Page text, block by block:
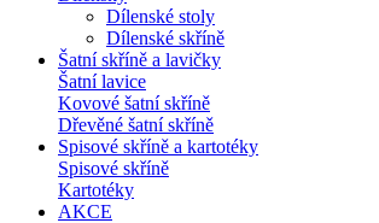
Dílenské stoly
Dílenské skříně
Šatní skříně a lavičky
Šatní lavice
Kovové šatní skříně
Dřevěné šatní skříně
Spisové skříně a kartotéky
Spisové skříně
Kartotéky
AKCE